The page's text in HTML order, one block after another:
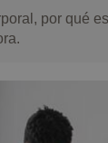
por qué